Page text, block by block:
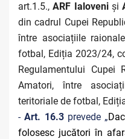
art.1.5.,ARF Ialoveniși
din cadrul Cupei
între asociațiile
fotbal, Ediția 2023/24,
Regulamentului Cupei
Amatori, între
teritoriale de fotbal,
-Art. 16.3prevede „
folosesc jucători în